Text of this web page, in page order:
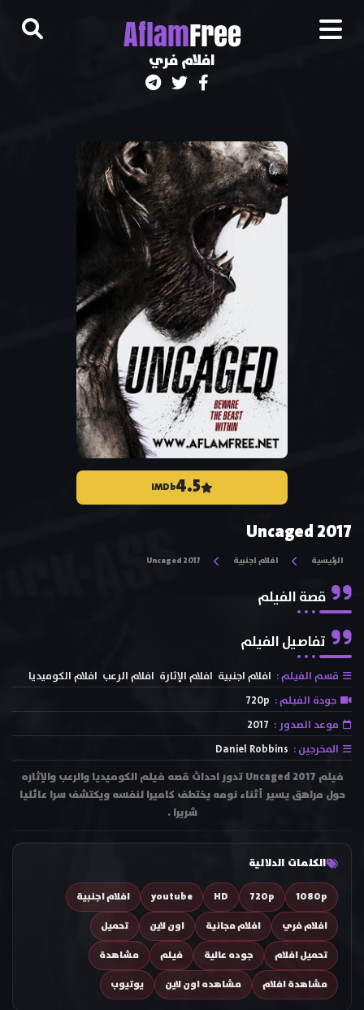
AflamFree
افلام فري
4.5
IMDb
Uncaged 2017
الرئيسية افلام اجنبية Uncaged 2017
قصة الفيلم
تفاصيل الفيلم
قسم الفيلم : افلام اجنبية افلام الإثارة افلام الرعب افلام الكوميديا
جودة الفيلم : 720p
موعد الصدور : 2017
المخرجين : Daniel Robbins
فيلم Uncaged 2017 تدور احداث قصه فيلم الكوميديا والرعب والإثاره
حول مراهق يسير أثناء نومه يختطف كاميرا لنفسه ويكتشف سرا عائليا
شريرا .
الكلمات الدلالية
1080p
720p
HD
youtube
افلام اجنبية
افلام فري
افلام مجانية اون لاين
تحميل
تحميل افلام
جوده عالية فيلم
مشاهدة
مشاهدة افلام
مشاهده اون لاين يوتيوب